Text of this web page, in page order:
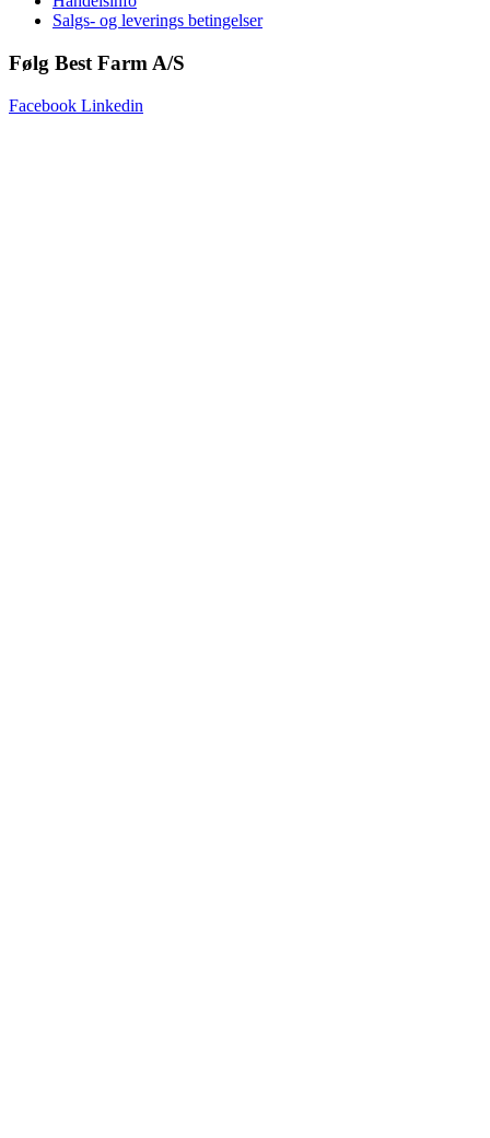
Salgs- og leverings betingelser
Følg Best Farm A/S
Facebook Linkedin